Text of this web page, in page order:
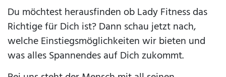
Du möchtest herausfinden ob Lady Fitness das
Richtige für Dich ist? Dann schau jetzt nach,
welche Einstiegsmöglichkeiten wir bieten und
was alles Spannendes auf Dich zukommt.